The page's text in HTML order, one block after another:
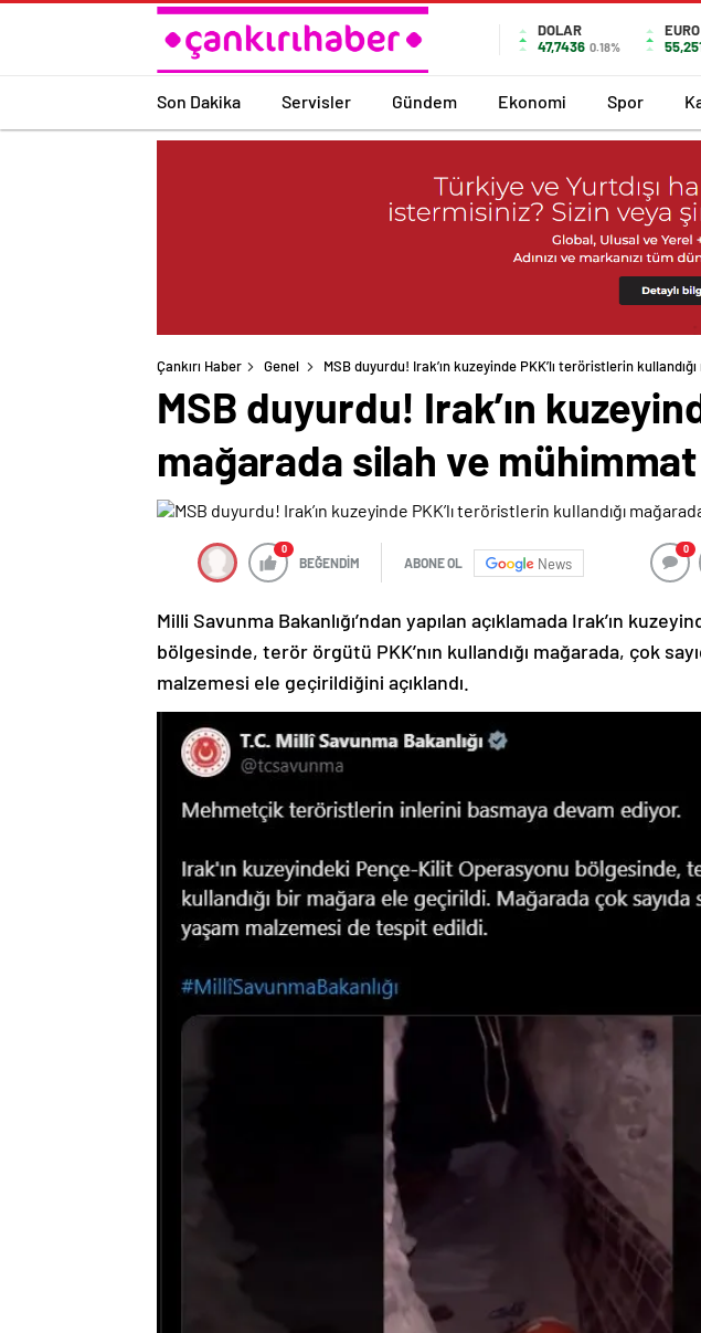
DOLAR
47,7436 0.18%
EURO
Son Dakika Servisler Gündem Ekonomi Spor
Çankırı Haber Genel MSB duyurdu! Irak’ın kuzeyinde PKK’lı teröristlerin
MSB duyurdu! Irak’ın
mağarada silah ve
0
BEĞENDİM ABONE OL News
0
Milli Savunma Bakanlığı’ndan yapılan açıklamada Irak’ın
bölgesinde, terör örgütü PKK’nın kullandığı mağarada, çok
malzemesi ele geçirildiğini açıklandı.